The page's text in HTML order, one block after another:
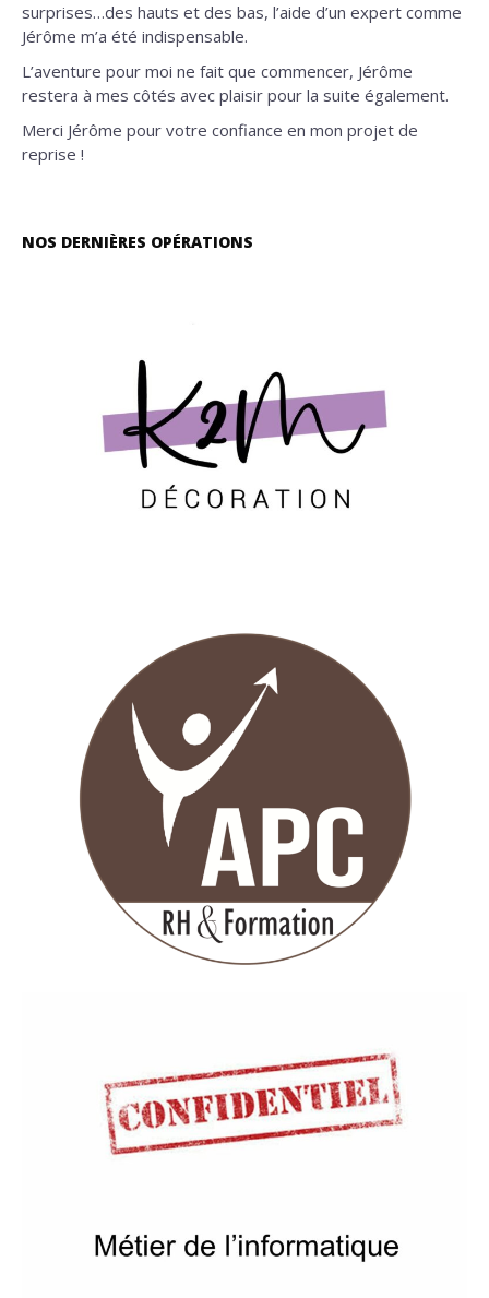
surprises…des hauts et des bas, l’aide d’un expert comme
Jérôme m’a été indispensable.
L’aventure pour moi ne fait que commencer, Jérôme
restera à mes côtés avec plaisir pour la suite également.
Merci Jérôme pour votre confiance en mon projet de
reprise !
NOS DERNIÈRES OPÉRATIONS